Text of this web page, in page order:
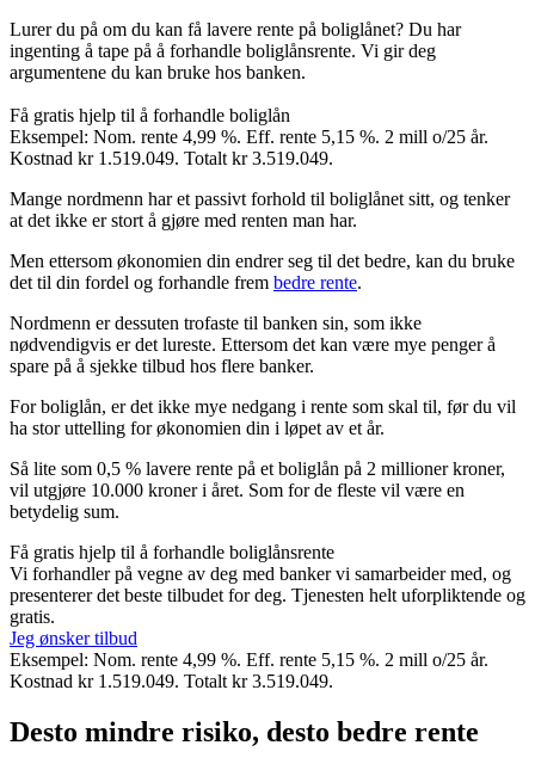
Lurer du på om du kan få lavere rente på boliglånet? Du har
ingenting å tape på å forhandle boliglånsrente. Vi gir deg
argumentene du kan bruke hos banken.
Få gratis hjelp til å forhandle boliglån
Eksempel: Nom. rente 4,99 %. Eff. rente 5,15 %. 2 mill o/25 år.
Kostnad kr 1.519.049. Totalt kr 3.519.049.
Mange nordmenn har et passivt forhold til boliglånet sitt, og tenker
at det ikke er stort å gjøre med renten man har.
Men ettersom økonomien din endrer seg til det bedre, kan du bruke
det til din fordel og forhandle frem bedre rente.
Nordmenn er dessuten trofaste til banken sin, som ikke
nødvendigvis er det lureste. Ettersom det kan være mye penger å
spare på å sjekke tilbud hos flere banker.
For boliglån, er det ikke mye nedgang i rente som skal til, før du vil
ha stor uttelling for økonomien din i løpet av et år.
Så lite som 0,5 % lavere rente på et boliglån på 2 millioner kroner,
vil utgjøre 10.000 kroner i året. Som for de fleste vil være en
betydelig sum.
Få gratis hjelp til å forhandle boliglånsrente
Vi forhandler på vegne av deg med banker vi samarbeider med, og
presenterer det beste tilbudet for deg. Tjenesten helt uforpliktende og
gratis.
Jeg ønsker tilbud
Eksempel: Nom. rente 4,99 %. Eff. rente 5,15 %. 2 mill o/25 år.
Kostnad kr 1.519.049. Totalt kr 3.519.049.
Desto mindre risiko, desto bedre rente